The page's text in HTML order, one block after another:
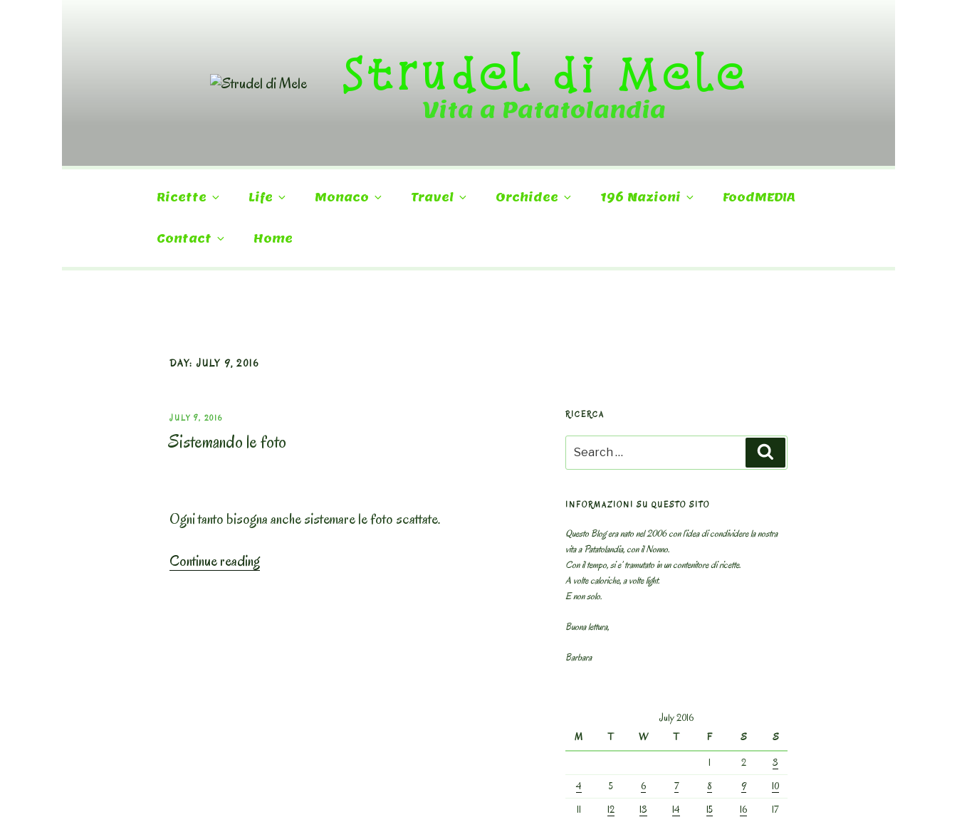
Strudel di Mele
Vita a Patatolandia
Ricette Life Monaco Travel Orchidee 196 Nazioni FoodMEDIA
Contact Home
DAY: JULY 9, 2016
POSTED
ON
JULY 9, 2016
Sistemando le foto
Ogni tanto bisogna anche sistemare le foto scattate.
Continue reading“Sistemando
RICERCA
for:
INFORMAZIONI SU QUESTO SITO
Questo Blog era nato nel 2006 con l’idea di condividere la nostra
vita a Patatolandia, con il Nonno.
Con il tempo, si e’ tramutato in un contenitore di ricette.
A volte caloriche, a volte light.
E non solo.
Buona lettura,
Barbara
July 2016
M
T W T F S
S
1
2
3
4
5 6 7 8 9
10
11
12 13 14 15 16
17